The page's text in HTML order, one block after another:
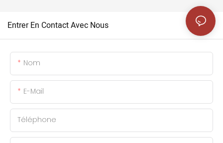
Entrer En Contact Avec Nous
Nom
E-Mail
Téléphone